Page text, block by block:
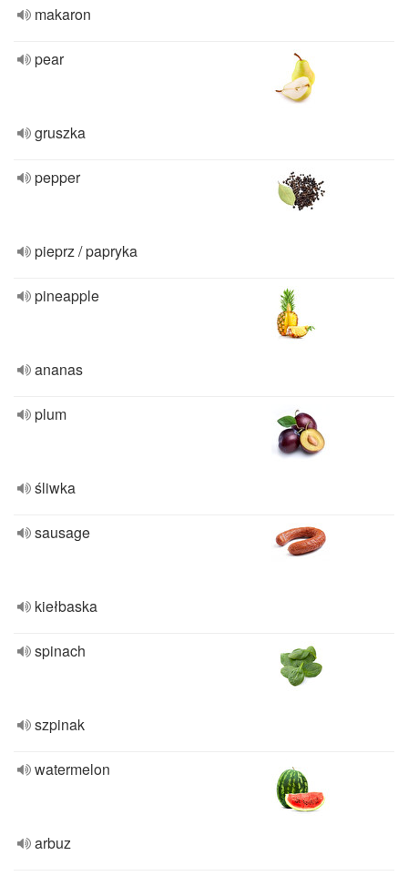
makaron
pear
gruszka
pepper
pieprz / papryka
pineapple
ananas
plum
śliwka
sausage
kiełbaska
spinach
szpinak
watermelon
arbuz